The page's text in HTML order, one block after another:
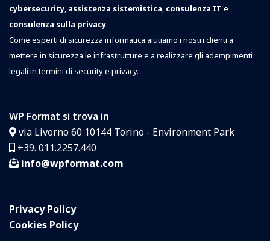
cybersecurity, assistenza sistemistica, consulenza IT e
consulenza sulla privacy.
Come esperti di sicurezza informatica aiutiamo i nostri clienti a
mettere in sicurezza le infrastrutture e a realizzare gli adempimenti
legali in termini di security e privacy.
WP Format si trova in
via Livorno 60 10144 Torino - Environment Park
+39. 011.2257.440
info@wpformat.com
Privacy Policy
Cookies Policy